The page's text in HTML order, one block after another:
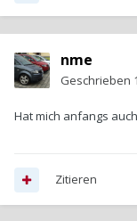
nme
Geschrieben
Hat mich anfangs
Zitieren